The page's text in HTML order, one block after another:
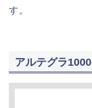
す。
アルテグラ